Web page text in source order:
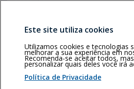
Área restritaPolítica de
privacidadePersonalização
de cookies
Este site utiliza cookies
Utilizamos cookies e tecnologias
melhorar a sua experiência em
Recomenda-se aceitar todos,
personalizar quais deles você irá
Política de Privacidade